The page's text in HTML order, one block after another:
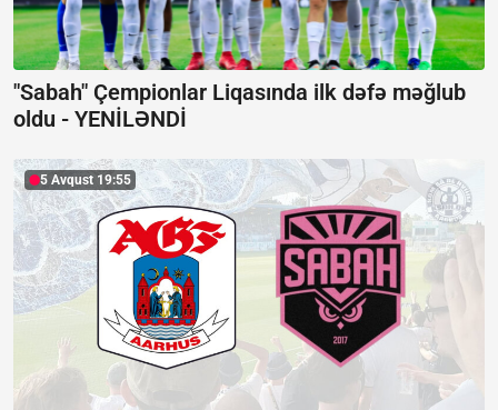
"Sabah" Çempionlar Liqasında ilk dəfə məğlub
oldu - YENİLƏNDİ
5 Avqust 19:55